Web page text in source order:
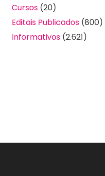
Cursos (20)
Editais Publicados (800)
Informativos (2.621)